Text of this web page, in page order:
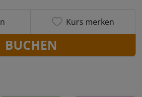
Kurs merken
BUCHEN